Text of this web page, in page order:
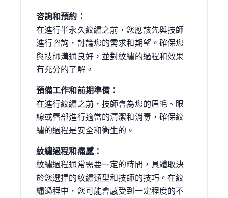
咨詢和預約：
在進行半永久紋繡之前，您應該先與技師
進行咨詢，討論您的需求和期望。確保您
與技師溝通良好，並對紋繡的過程和效果
有充分的了解。
預備工作和前期準備：
在進行紋繡之前，技師會為您的眉毛、眼
線或唇部進行適當的清潔和消毒，確保紋
繡的過程是安全和衛生的。
紋繡過程和痛感：
紋繡過程通常需要一定的時間，具體取決
於您選擇的紋繡類型和技師的技巧。在紋
繡過程中，您可能會感受到一定程度的不